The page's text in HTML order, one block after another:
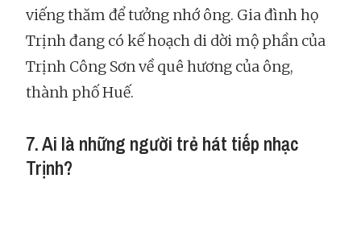
viếng thăm để tưởng nhớ ông. Gia đình họ
Trịnh đang có kế hoạch di dời mộ phần của
Trịnh Công Sơn về quê hương của ông,
thành phố Huế.
7. Ai là những người trẻ hát tiếp nhạc
Trịnh?